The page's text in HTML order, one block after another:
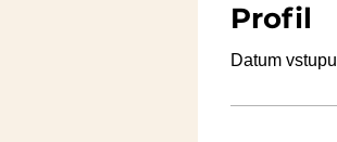
Profil
Datum